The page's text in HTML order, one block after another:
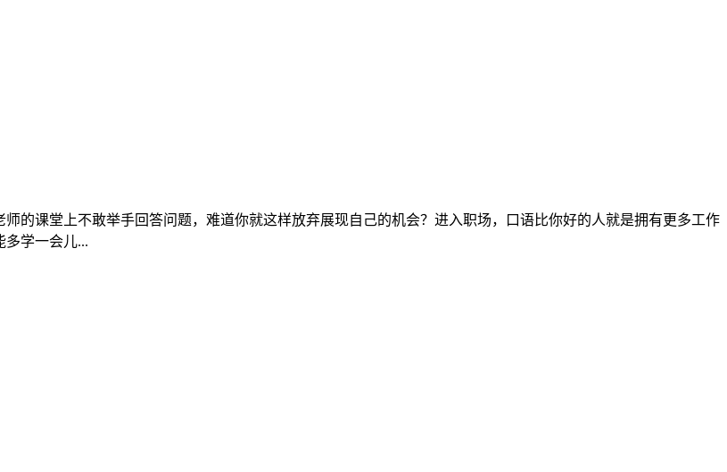
的课堂上不敢举手回答问题，难道你就这样放弃展现自己的机会？进入职场，口语比你好的人就是拥有更多工作
多学一会儿...